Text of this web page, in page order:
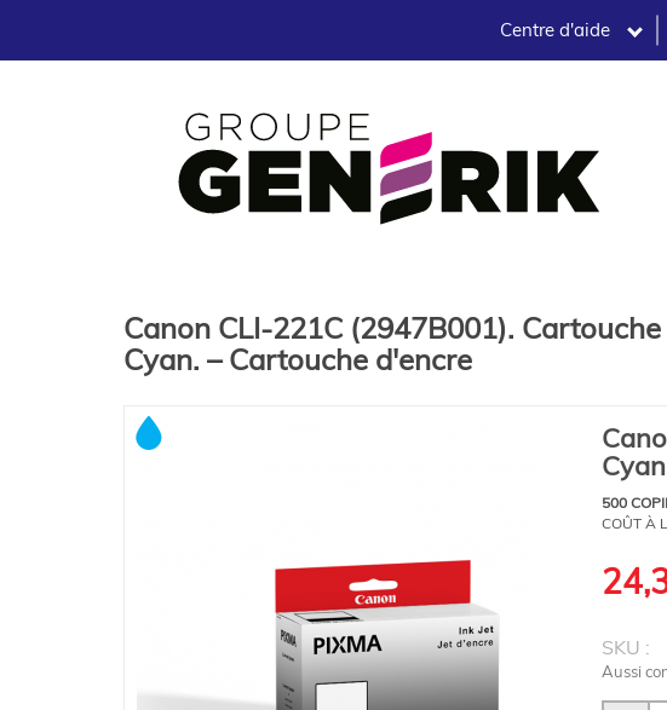
Centre d'aide
Canon CLI-221C (2947B001).
Cyan. – Cartouche d'encre
500
COÛT À
SKU :
Aussi